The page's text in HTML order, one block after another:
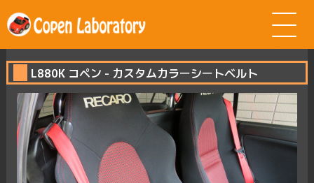
L880K コペン - カスタムカラーシートベルト